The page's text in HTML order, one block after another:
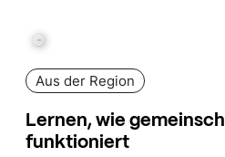
©
Aus der Region
Lernen, wie
funktioniert